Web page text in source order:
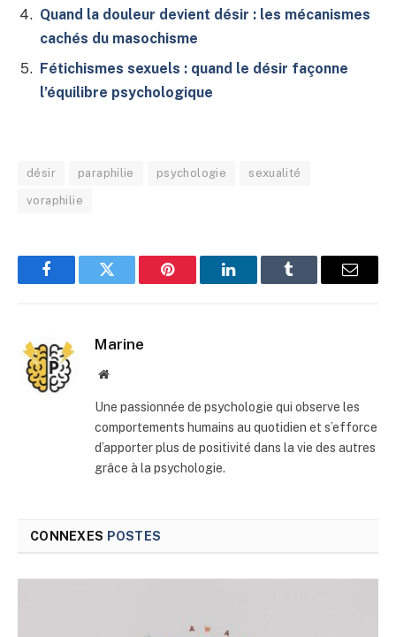
Quand la douleur devient désir : les mécanismes
cachés du masochisme
Fétichismes sexuels : quand le désir façonne
l’équilibre psychologique
désir paraphilie psychologie sexualité
voraphilie
FacebookTwitter Pinterest LinkedInTumblr
E-
Marine
Site
Une passionnée de psychologie qui observe les
comportements humains au quotidien et s’efforce
d’apporter plus de positivité dans la vie des autres
grâce à la psychologie.
CONNEXES POSTES